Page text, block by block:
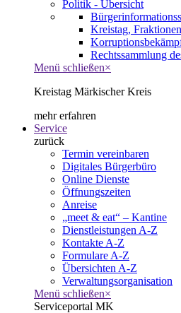
Politik - Übersicht
Kreistag,
Rechtssammlung
Menü schließen×
Kreistag Märkischer Kreis
mehr erfahren
Service
zurück
Termin vereinbaren
Digitales Bürgerbüro
Online Dienste
Öffnungszeiten
Anreise
„meet & eat“ – Kantine
Dienstleistungen A-Z
Kontakte A-Z
Formulare A-Z
Übersichten A-Z
Verwaltungsorganisation
Menü schließen×
Serviceportal MK